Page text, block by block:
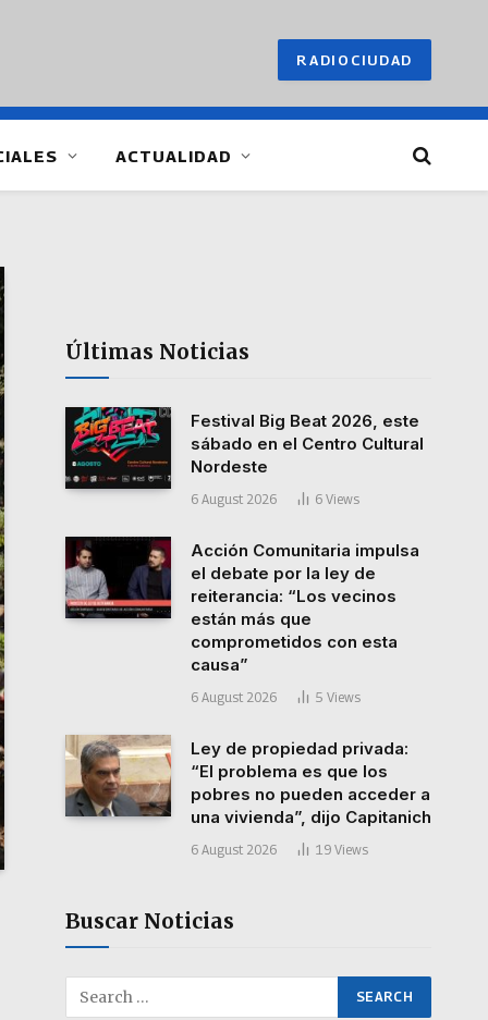
RADIOCIUDAD
ACTUALIDAD
Últimas Noticias
Festival Big Beat 2026, este
sábado en el Centro Cultural
Nordeste
6 August 2026 6 Views
Acción Comunitaria impulsa
el debate por la ley de
reiterancia: “Los vecinos
están más que
comprometidos con esta
causa”
6 August 2026 5 Views
Ley de propiedad privada:
“El problema es que los
pobres no pueden acceder a
una vivienda”, dijo Capitanich
6 August 2026 19 Views
Buscar Noticias